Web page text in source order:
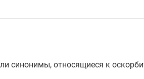
синонимы, относящиеся к